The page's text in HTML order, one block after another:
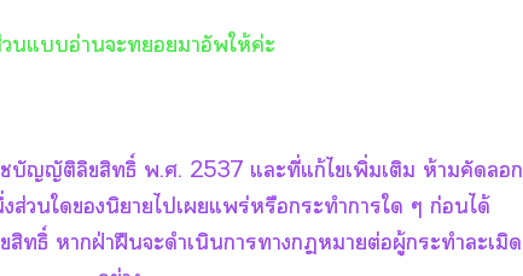
นแอ่านะาอัพให้ค่ะ
บัญญัติลิขสิทธิ์ พ.ศ. 2537 แะที่แก้ไเพิ่มเติม ห้ามคัด
วนในิยายไเแพร่หรือกระทำาใ ๆ ก่อนได้
สิทธิ์ าฝ่าฝืนะดำเนินาาาต่อผู้กระทำละเมิด